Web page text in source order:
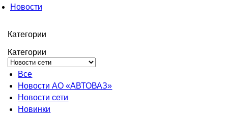
Новости
Категории
Категории
Все
Новости АО «АВТОВАЗ»
Новости сети
Новинки